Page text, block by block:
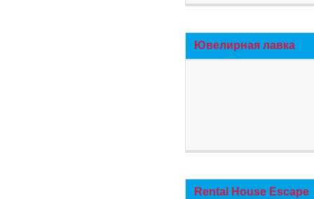
Ювелирная лавка
Rental House Escape